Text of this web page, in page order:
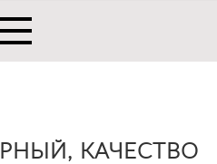
КАЧЕСТВО